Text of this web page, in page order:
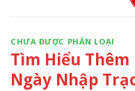
CHƯA ĐƯỢC PHÂN LOẠI
Tìm Hiểu Thêm
Ngày Nhập